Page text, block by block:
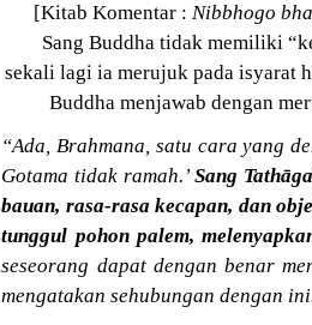
[Kitab Komentar : Nibbhogo
Sang Buddha tidak memiliki
sekali lagi ia merujuk pada isyarat
Buddha menjawab dengan
“Ada, Brahmana, satu cara yang
Gotama tidak ramah.’ Sang
bauan, rasa-rasa kecapan, dan
tunggul pohon palem,
seseorang dapat dengan benar
mengatakan sehubungan dengan